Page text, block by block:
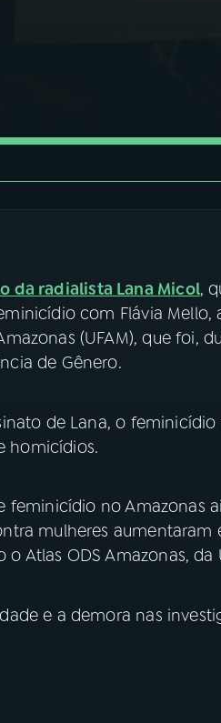
da radialista Lana Micol,
com Flávia
(UFAM), que foi,
de Gênero.
de Lana, o
homicídios.
feminicídio no Amazonas
mulheres aumentaram
Atlas ODS Amazonas, da
e a demora nas